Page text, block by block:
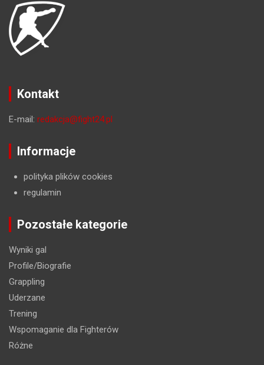
Kontakt
E-mail: redakcja@fight24.pl
Informacje
polityka plików cookies
regulamin
Pozostałe kategorie
Wyniki gal
Profile/Biografie
Grappling
Uderzane
Trening
Wspomaganie dla Fighterów
Różne